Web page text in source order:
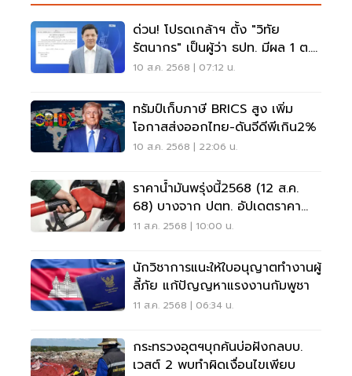
ด่วน! โปรดเกล้าฯ ตั้ง "วิทัย
รัตนากร" เป็นผู้ว่า ธปท. มีผล 1 ต.ค.
68
10 ส.ค. 2568 | 07:12 น.
ทรัมป์เก็บภาษี BRICS สูง เพิ่ม
โอกาสส่งออกไทย-ดันจีดีพีเกิน2%
10 ส.ค. 2568 | 22:06 น.
ราคาน้ำมันพรุ่งนี้2568 (12 ส.ค.
68) บางจาก ปตท. อัปเดตราคา
ล่าสุด
11 ส.ค. 2568 | 10:00 น.
นักวิชาการแนะให้ใบอนุญาตทำงานผู้
ลี้ภัย แก้ปัญญหาแรงงานกัมพูชา
11 ส.ค. 2568 | 06:34 น.
กระทรวงอุตฯบุกค้นบ่อฝังกลบบ.
เวสต์ 2 พบทำผิดเงื่อนไขเพียบ